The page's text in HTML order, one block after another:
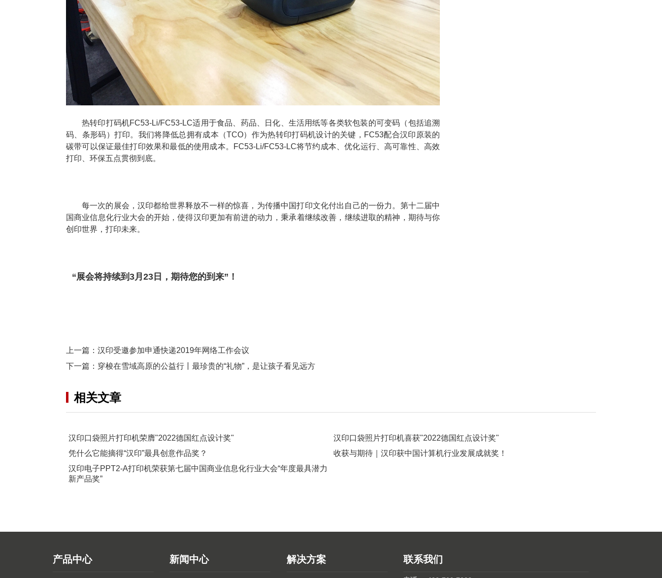
热转印打码机FC53-Li/FC53-LC适用于食品、药品、日化、生活用纸等各类软包装的可变码（包括追溯
码、条形码）打印。我们将降低总拥有成本（TCO）作为热转印打码机设计的关键，FC53配合汉印原装的
碳带可以保证最佳打印效果和最低的使用成本。FC53-Li/FC53-LC将节约成本、优化运行、高可靠性、高效
打印、环保五点贯彻到底。
每一次的展会，汉印都给世界释放不一样的惊喜，为传播中国打印文化付出自己的一份力。第十二届中
国商业信息化行业大会的开始，使得汉印更加有前进的动力，秉承着继续改善，继续进取的精神，期待与你
创印世界，打印未来。
“展会将持续到3月23日，期待您的到来”！
上一篇： 汉印受邀参加申通快递2019年网络工作会议
下一篇： 穿梭在雪域高原的公益行丨最珍贵的“礼物”，是让孩子看见远方
相关文章
汉印口袋照片打印机荣膺"2022德国红点设计奖"
汉印口袋照片打印机喜获"2022德国红点设计奖"
凭什么它能摘得“汉印”最具创意作品奖？
收获与期待｜汉印获中国计算机行业发展成就奖！
汉印电子PPT2-A打印机荣获第七届中国商业信息化行业大会“年度最具潜力
新产品奖”
产品中心 新闻中心 解决方案 联系我们